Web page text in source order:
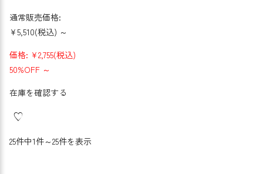
通常販売価格:
¥5,510(税込) ～
価格: ¥2,755(税込)
50%OFF ～
在庫を確認する
25件中1件～25件を表示